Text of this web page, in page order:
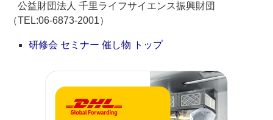
公益財団法人 千里ライフサイエンス振興財団
（TEL:06-6873-2001）
研修会 セミナー 催し物 トップ